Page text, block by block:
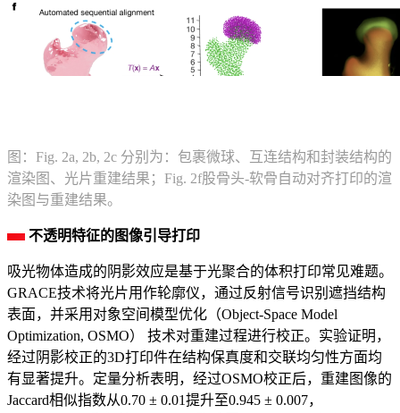
图：Fig. 2a, 2b, 2c 分别为：包裹微球、互连结构和封装结构的
渲染图、光片重建结果；Fig. 2f股骨头-软骨自动对齐打印的渲
染图与重建结果。
不透明特征的图像引导打印
吸光物体造成的阴影效应是基于光聚合的体积打印常见难题。
GRACE技术将光片用作轮廓仪，通过反射信号识别遮挡结构
表面，并采用对象空间模型优化（Object-Space Model
Optimization, OSMO） 技术对重建过程进行校正。实验证明，
经过阴影校正的3D打印件在结构保真度和交联均匀性方面均
有显著提升。定量分析表明，经过OSMO校正后，重建图像的
Jaccard相似指数从0.70 ± 0.01提升至0.945 ± 0.007，